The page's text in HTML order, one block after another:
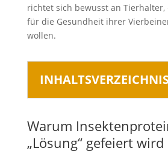
richtet sich bewusst an
für die Gesundheit ihrer
wollen.
Warum
„Lösung“ gefeiert wird